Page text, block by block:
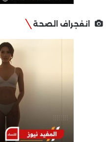
انفجراف الصحة